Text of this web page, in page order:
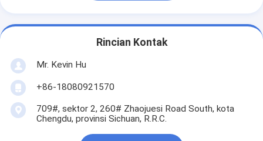
Rincian Kontak
Mr. Kevin Hu
+86-18080921570
709#, sektor 2, 260# Zhaojuesi Road South, kota
Chengdu, provinsi Sichuan, R.R.C.